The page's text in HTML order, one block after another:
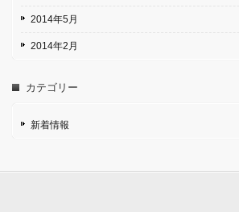
2014年5月
2014年2月
カテゴリー
新着情報